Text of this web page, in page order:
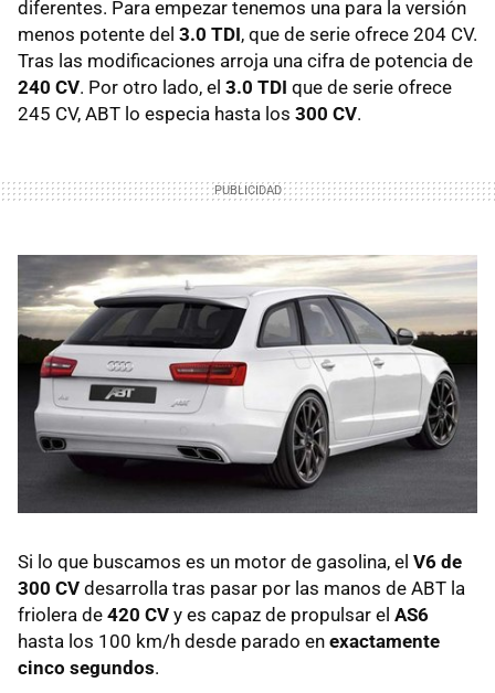
diferentes. Para empezar tenemos una para la versión
menos potente del 3.0 TDI, que de serie ofrece 204 CV.
Tras las modificaciones arroja una cifra de potencia de
240 CV. Por otro lado, el 3.0 TDI que de serie ofrece
245 CV, ABT lo especia hasta los 300 CV.
Si lo que buscamos es un motor de gasolina, el V6 de
300 CV desarrolla tras pasar por las manos de ABT la
friolera de 420 CV y es capaz de propulsar el AS6
hasta los 100 km/h desde parado en exactamente
cinco segundos.